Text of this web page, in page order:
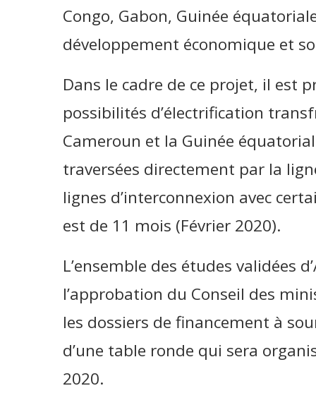
Congo, Gabon, Guinée
développement économique et
Dans le cadre de ce projet, il est
possibilités d’électrification
Cameroun et la Guinée
traversées directement par la
lignes d’interconnexion avec
est de 11 mois (Février 2020).
L’ensemble des études validées
l’approbation du Conseil des
les dossiers de financement à
d’une table ronde qui sera
2020.